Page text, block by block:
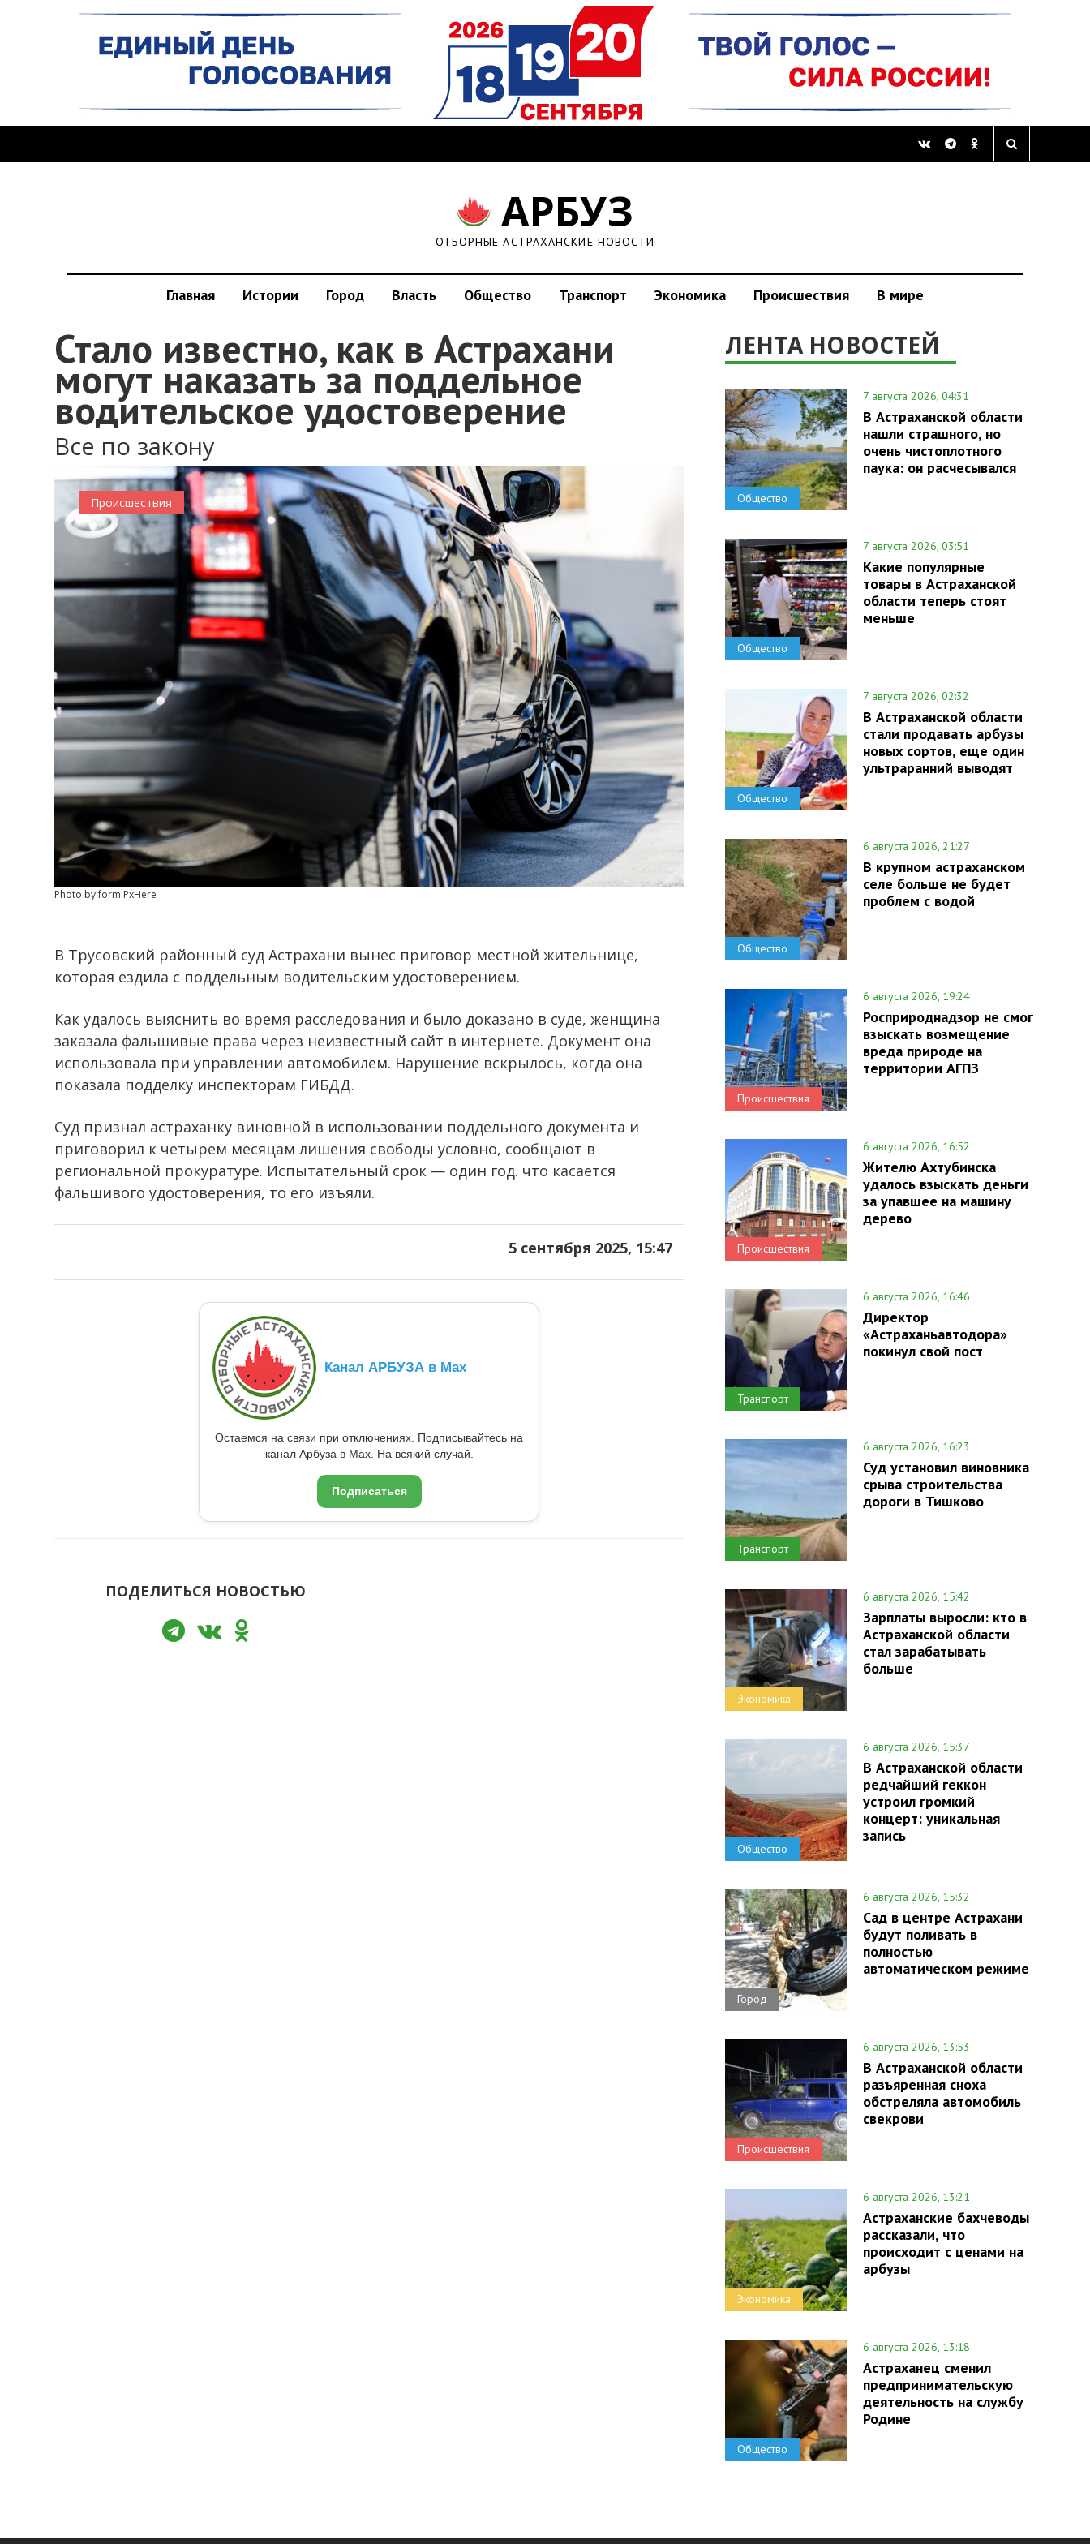
АРБУЗ
ОТБОРНЫЕ АСТРАХАНСКИЕ НОВОСТИ
Главная Истории Город Власть Общество Транспорт Экономика Происшествия В мире
Стало известно, как в Астрахани
могут наказать за поддельное
водительское удостоверение
Все по закону
Происшествия
Photo by form PxHere
В Трусовский районный суд Астрахани вынес приговор местной жительнице,
которая ездила с поддельным водительским удостоверением.
Как удалось выяснить во время расследования и было доказано в суде, женщина
заказала фальшивые права через неизвестный сайт в интернете. Документ она
использовала при управлении автомобилем. Нарушение вскрылось, когда она
показала подделку инспекторам ГИБДД.
Суд признал астраханку виновной в использовании поддельного документа и
приговорил к четырем месяцам лишения свободы условно, сообщают в
региональной прокуратуре. Испытательный срок — один год. что касается
фальшивого удостоверения, то его изъяли.
5 сентября 2025, 15:47
Канал АРБУЗА в Max
Остаемся на связи при отключениях. Подписывайтесь на
канал Арбуза в Max. На всякий случай.
Подписаться
ПОДЕЛИТЬСЯ НОВОСТЬЮ
ЛЕНТА НОВОСТЕЙ
Общество
7 августа 2026, 04:31
В Астраханской области
нашли страшного, но
очень чистоплотного
паука: он расчесывался
Общество
7 августа 2026, 03:51
Какие популярные
товары в Астраханской
области теперь стоят
меньше
Общество
7 августа 2026, 02:32
В Астраханской области
стали продавать арбузы
новых сортов, еще один
ультраранний выводят
Общество
6 августа 2026, 21:27
В крупном астраханском
селе больше не будет
проблем с водой
Происшествия
6 августа 2026, 19:24
Росприроднадзор не смог
взыскать возмещение
вреда природе на
территории АГПЗ
Происшествия
6 августа 2026, 16:52
Жителю Ахтубинска
удалось взыскать деньги
за упавшее на машину
дерево
Транспорт
6 августа 2026, 16:46
Директор
«Астраханьавтодора»
покинул свой пост
Транспорт
6 августа 2026, 16:23
Суд установил виновника
срыва строительства
дороги в Тишково
Экономика
6 августа 2026, 15:42
Зарплаты выросли: кто в
Астраханской области
стал зарабатывать
больше
Общество
6 августа 2026, 15:37
В Астраханской области
редчайший геккон
устроил громкий
концерт: уникальная
запись
Город
6 августа 2026, 15:32
Сад в центре Астрахани
будут поливать в
полностью
автоматическом режиме
Происшествия
6 августа 2026, 13:53
В Астраханской области
разъяренная сноха
обстреляла автомобиль
свекрови
Экономика
6 августа 2026, 13:21
Астраханские бахчеводы
рассказали, что
происходит с ценами на
арбузы
Общество
6 августа 2026, 13:18
Астраханец сменил
предпринимательскую
деятельность на службу
Родине